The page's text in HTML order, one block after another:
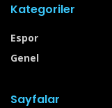
Kategoriler
Espor
Genel
Sayfalar